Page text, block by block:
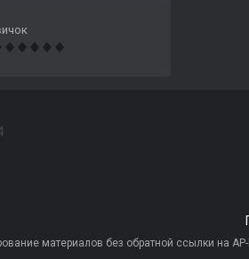
материалов без обратной ссылки на